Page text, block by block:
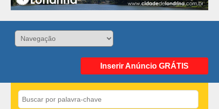
Inserir Anúncio GRÁTIS